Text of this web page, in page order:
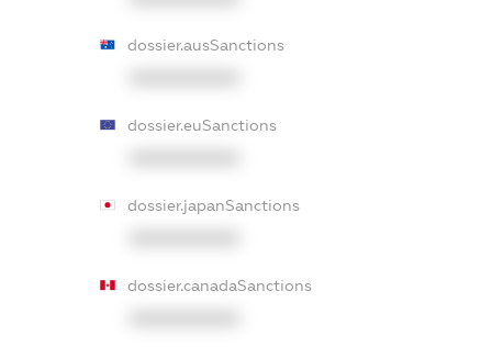
dossier.ausSanctions
dossier.euSanctions
dossier.japanSanctions
dossier.canadaSanctions